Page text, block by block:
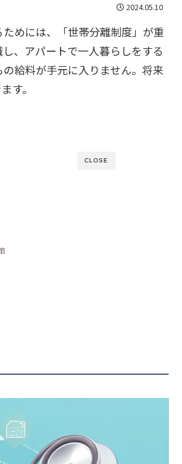
2024.05.10
めには、「世帯分離制度」が重
、アパートで一人暮らしをする
給料が手元に入りません。将来
す。
CLOSE